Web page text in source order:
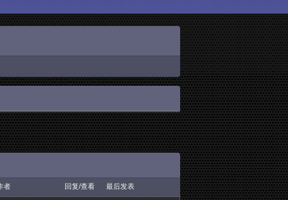
者 回复/查看 最后发表